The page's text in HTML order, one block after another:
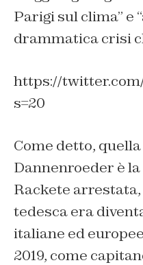
Parigi sul clima” e
drammatica crisi
https://
s=20
Come detto,
Dannenroeder è
Rackete
tedesca era
italiane ed
2019, come